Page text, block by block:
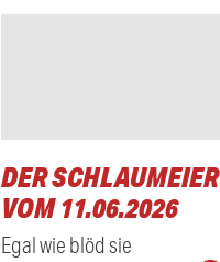
DER SCHLAUMEIER
VOM 11.06.2026
Egal wie blöd sie